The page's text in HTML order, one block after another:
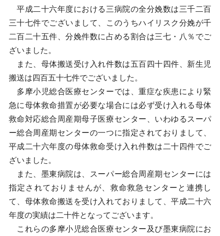
平成二十六年度における三病院の全分娩数は三千二百
三十七件でございまして、このうちハイリスク分娩が千
二百二十五件、分娩件数に占める割合は三七・八％でご
ざいました。
また、母体搬送受け入れ件数は五百四十四件、新生児
搬送は四百五十七件でございました。
多摩小児総合医療センターでは、重症な疾患により緊
急に母体救命措置が必要な場合には必ず受け入れる母体
救命対応総合周産期母子医療センター、いわゆるスーパ
ー総合周産期センターの一つに指定されておりまして、
平成二十六年度の母体救命受け入れ件数は二十四件でご
ざいました。
また、墨東病院は、スーパー総合周産期センターには
指定されておりませんが、救命救急センターと連携し
て、母体救命搬送を受け入れておりまして、平成二十六
年度の実績は二十件となってございます。
これらの多摩小児総合医療センター及び墨東病院にお